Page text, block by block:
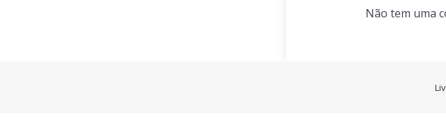
Não tem uma